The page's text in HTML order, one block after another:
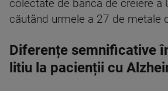
colectate de banca de creiere a
căutând urmele a 27 de metale
Diferențe semnificative
litiu la pacienții cu